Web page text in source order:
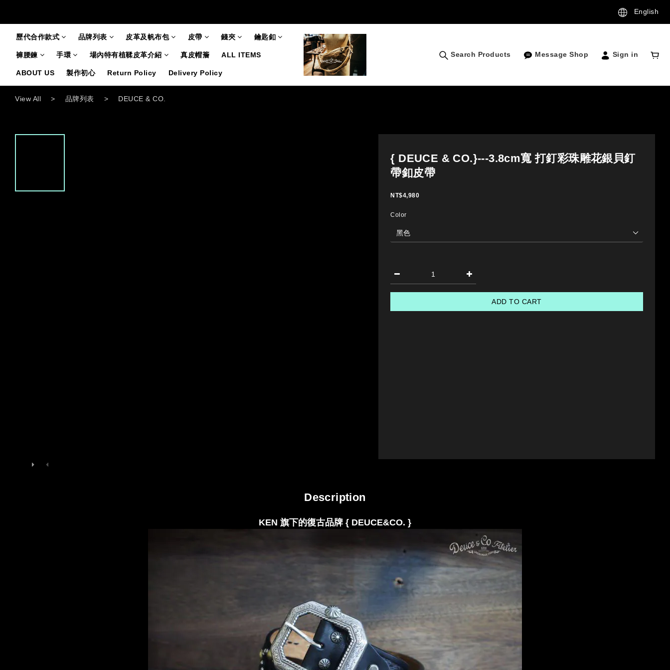
English
歷代合作款式 品牌列表 皮革及帆布包 皮帶 錢夾 鑰匙釦
褲腰鍊 手環 場內特有植鞣皮革介紹 真皮帽簷 ALL ITEMS
ABOUT US 製作初心 Return Policy Delivery Policy
Search Products Message Shop Sign in
View All > 品牌列表 > DEUCE & CO.
{ DEUCE & CO.}---3.8cm寬 打釘彩珠雕花銀貝釘
帶釦皮帶
NT$4,980
Color
ADD TO CART
Description
KEN 旗下的復古品牌 { DEUCE&CO. }